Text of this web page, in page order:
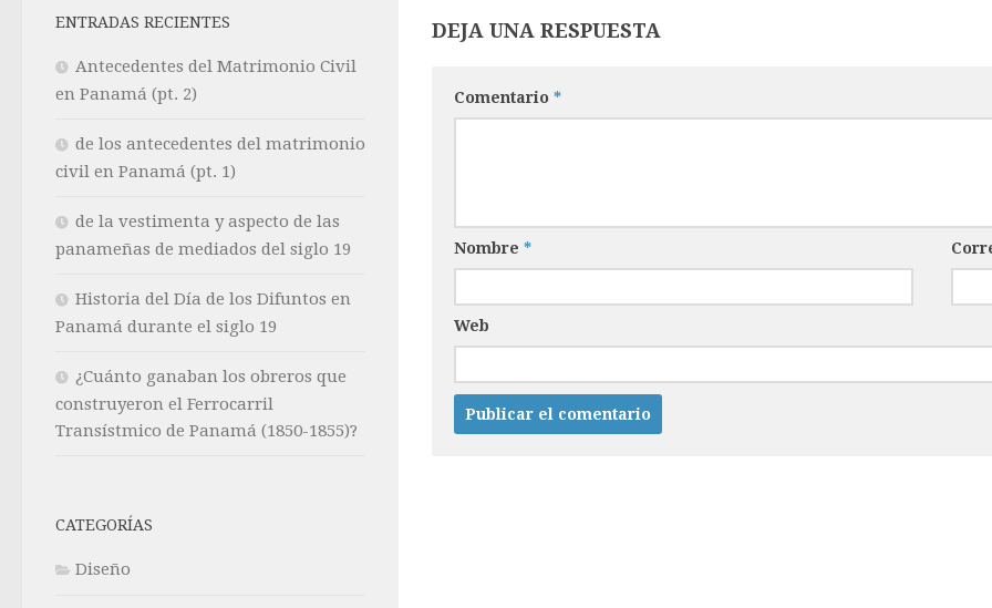
DEJA UNA RESPUESTA
Comentario *
Nombre *
Web
ENTRADAS RECIENTES
Antecedentes del Matrimonio Civil
en Panamá (pt. 2)
de los antecedentes del matrimonio
civil en Panamá (pt. 1)
de la vestimenta y aspecto de las
panameñas de mediados del siglo 19
Historia del Día de los Difuntos en
Panamá durante el siglo 19
¿Cuánto ganaban los obreros que
construyeron el Ferrocarril
Transístmico de Panamá (1850-1855)?
CATEGORÍAS
Diseño